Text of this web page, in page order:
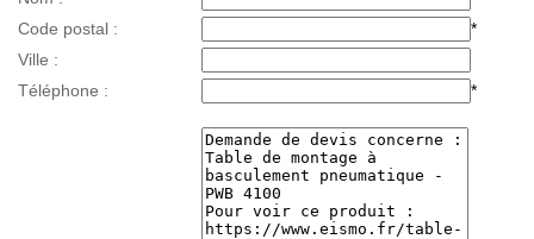
Code postal :
*
Ville :
Téléphone :
*